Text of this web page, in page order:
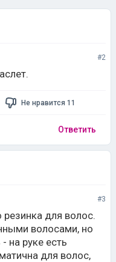
#2
Не нравится 11
Ответить
#3
резинка для волос.
волосами, но
на руке есть
для волос,